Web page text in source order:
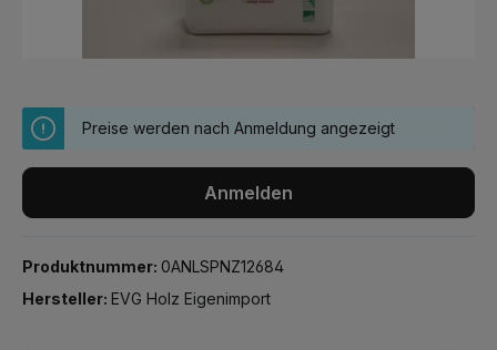
Preise werden nach Anmeldung angezeigt
Anmelden
Produktnummer: 0ANLSPNZ12684
Hersteller: EVG Holz Eigenimport